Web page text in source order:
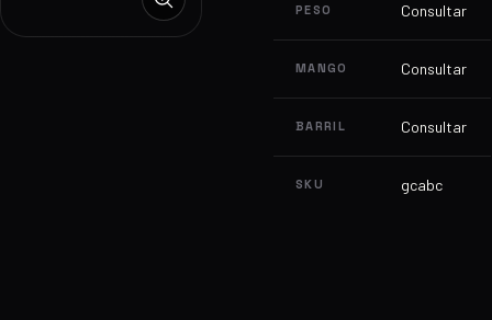
PESO Consultar
MANGO Consultar
BARRIL Consultar
SKU gcabc